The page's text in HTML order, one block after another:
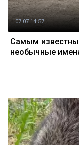
07.07 14:57
Самым
необычные